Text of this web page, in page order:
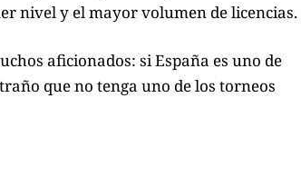
nivel y el mayor volumen de licencias.
aficionados: si España es uno de
que no tenga uno de los torneos